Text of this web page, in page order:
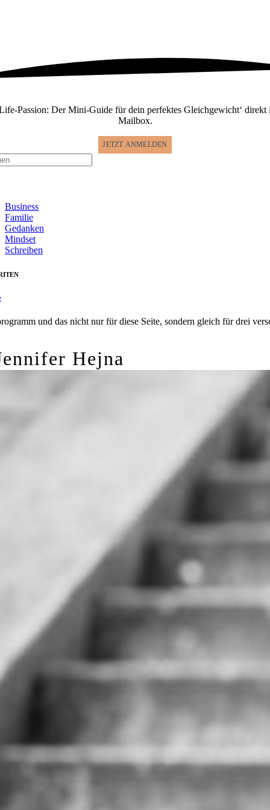
Passion: Der Mini-Guide für dein perfektes Gleichgewicht‘ direkt
Mailbox.
JETZT ANMELDEN
Business
Familie
Gedanken
Mindset
Schreiben
und das nicht nur für diese Seite, sondern gleich für drei
Hejna